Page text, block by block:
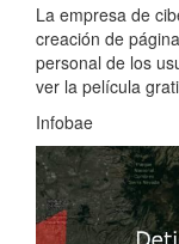
La empresa de
creación de
personal de los
ver la película
Infobae